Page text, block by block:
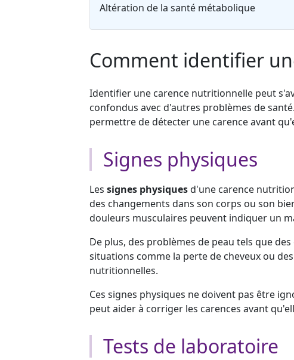
Altération de la santé métabolique
Comment identifier
Identifier une carence nutritionnelle peut
confondus avec d'autres problèmes de
permettre de détecter une carence avant
Signes physiques
Les signes physiquesd'une carence
des changements dans son corps ou son
douleurs musculaires peuvent indiquer un
De plus, des problèmes de peau tels que
situations comme la perte de cheveux ou
nutritionnelles.
Ces signes physiques ne doivent pas être
peut aider à corriger les carences avant
Tests de laboratoire